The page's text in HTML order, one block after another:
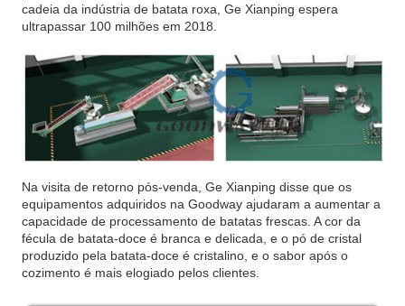
cadeia da indústria de batata roxa, Ge Xianping espera
ultrapassar 100 milhões em 2018.
Na visita de retorno pós-venda, Ge Xianping disse que os
equipamentos adquiridos na Goodway ajudaram a aumentar a
capacidade de processamento de batatas frescas. A cor da
fécula de batata-doce é branca e delicada, e o pó de cristal
produzido pela batata-doce é cristalino, e o sabor após o
cozimento é mais elogiado pelos clientes.